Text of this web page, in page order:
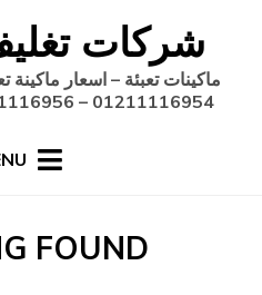
content
شركات
ماكينات تعبئة – اسعار
01211116954 – 01211116956 – 01211116958
FOUND